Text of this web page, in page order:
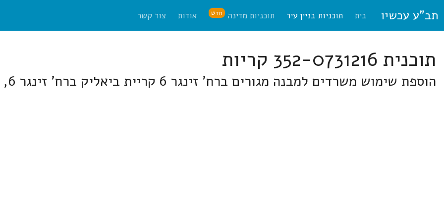
תב"ע עכשיו בית תוכניות בניין עיר תוכניות מדינה חדש אודות צור קשר
תוכנית 352-0731216 קריות
הוספת שימוש משרדים למבנה מגורים ברח' זינגר 6 קריית ביאליק ברח' זינגר 6, קריית ביאליק.